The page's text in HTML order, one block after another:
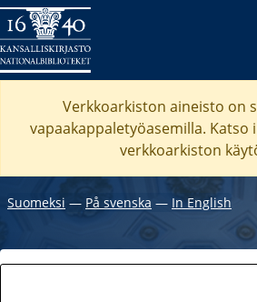
Verkkoarkiston aineisto on
vapaakappaletyöasemilla. Katso
verkkoarkiston
Suomeksi ― På svenska ― In English